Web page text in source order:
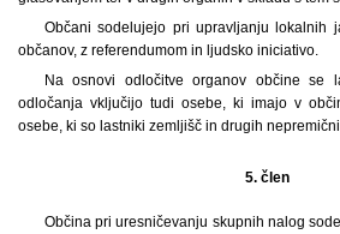
Občani sodelujejo pri upravljanju lokalnih
občanov, z referendumom in ljudsko iniciativo.
Na osnovi odločitve organov občine se
odločanja vključijo tudi osebe, ki imajo v
osebe, ki so lastniki zemljišč in drugih
5. člen
Občina pri uresničevanju skupnih nalog